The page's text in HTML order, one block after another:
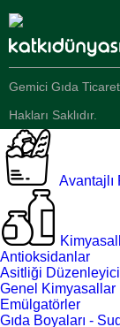
Gemici Gıda
Hakları Saklıdır.
Avantajlı
Antioksidanlar
Asitliği
Genel Kimyasallar
Emülgatörler
Gıda Boyaları -